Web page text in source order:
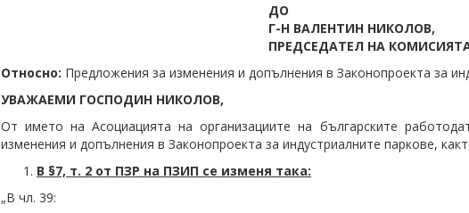
ДО
Г-Н ВАЛЕНТИН НИКОЛОВ,
ПРЕДСЕДАТЕЛ НА
Относно: Предложения за изменения и допълнения в Законопроекта за
УВАЖАЕМИ ГОСПОДИН НИКОЛОВ,
От името на Асоциацията на организациите на българските
изменения и допълнения в Законопроекта за индустриалните паркове,
В §7, т. 2 от ПЗР на ПЗИП се изменя така:
„В чл. 39: